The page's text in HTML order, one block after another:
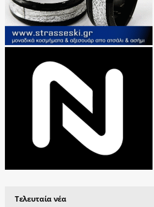
Τελευταία νέα